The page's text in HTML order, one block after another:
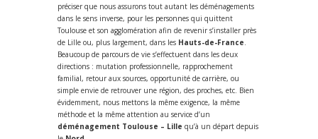
préciser que nous assurons tout autant les déménagements
dans le sens inverse, pour les personnes qui quittent
Toulouse et son agglomération afin de revenir s’installer près
de Lille ou, plus largement, dans les Hauts-de-France
Beaucoup de parcours de vie s’effectuent dans les deux
directions : mutation professionnelle, rapprochement
familial, retour aux sources, opportunité de carrière, ou
simple envie de retrouver une région, des proches, etc. Bien
évidemment, nous mettons la même exigence, la même
méthode et la même attention au service d’un
déménagement Toulouse – Lille qu’à un départ depuis